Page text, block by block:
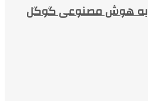
به هوش مصنوعی گوگل